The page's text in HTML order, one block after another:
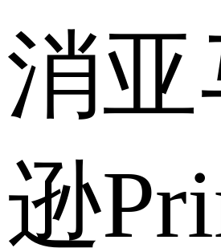
消亚
逊